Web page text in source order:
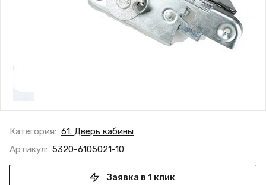
Категория: 61. Дверь кабины
Артикул: 5320-6105021-10
Заявка в 1 клик